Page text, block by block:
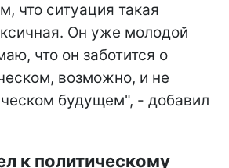
что ситуация такая
Он уже молодой
что он заботится о
возможно, и не
будущем", - добавил
к политическому